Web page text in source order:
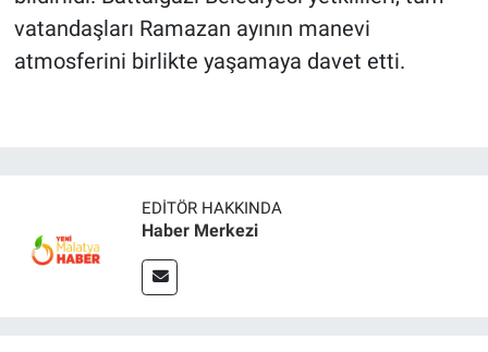
vatandaşları Ramazan ayının manevi
atmosferini birlikte yaşamaya davet etti.
EDITÖR HAKKINDA
Haber Merkezi